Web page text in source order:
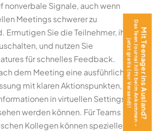
nonverbale Signale, auch wenn
Meetings schwerer zu
Ermutigen Sie die Teilnehmer, ihre
und nutzen Sie
für schnelles Feedback.
dem Meeting eine ausführliche
mit klaren Aktionspunkten,
in virtuellen Settings
werden können. Für Teams
Kollegen können spezielle
Mit Teenager ins Ausland?
Das Teen Journal hilft beim Ankommen –
jetzt gratis (nur Versand)!